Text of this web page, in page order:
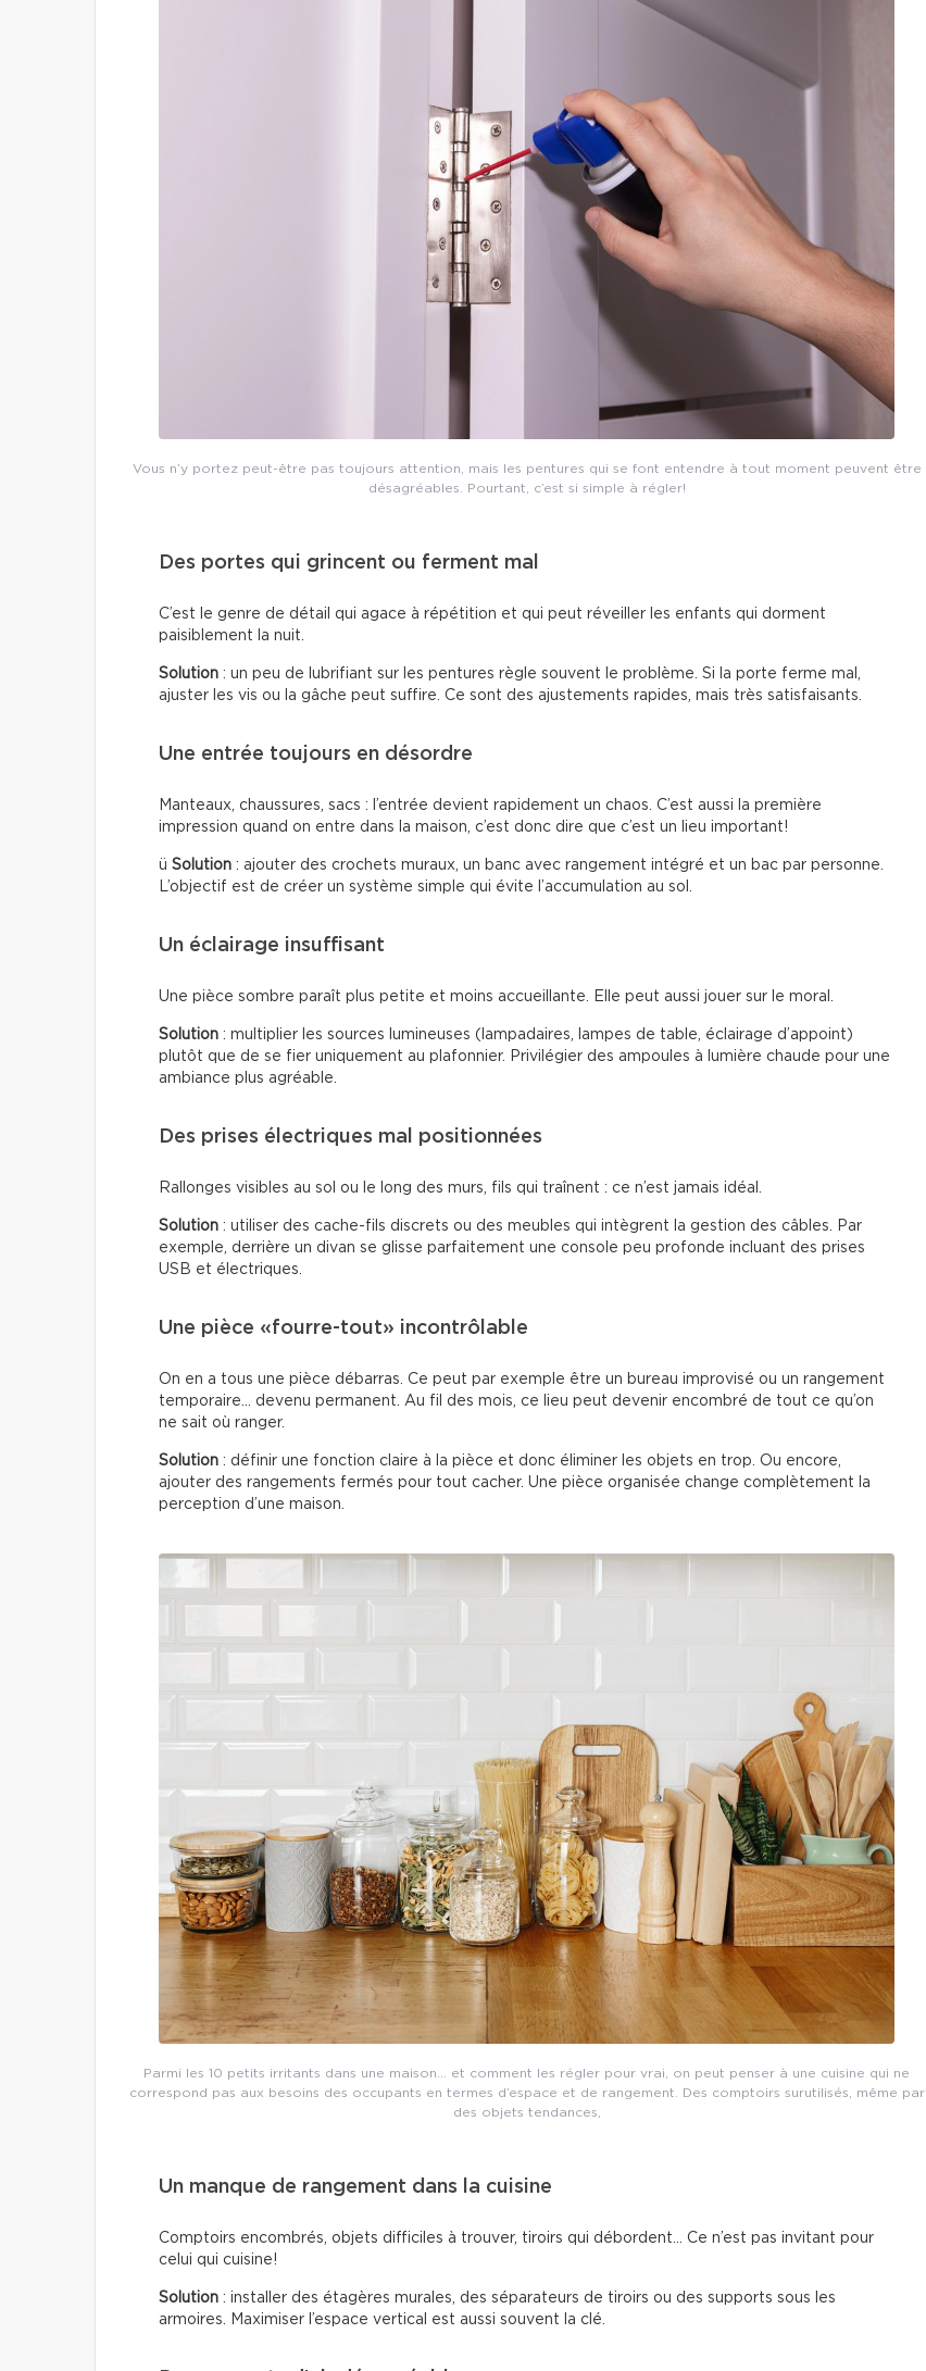
Vous n’y portez peut-être pas toujours attention, mais les pentures qui se font entendre à tout moment peuvent être
désagréables. Pourtant, c’est si simple à régler!
Des portes qui grincent ou ferment mal
C’est le genre de détail qui agace à répétition et qui peut réveiller les enfants qui dorment
paisiblement la nuit.
Solution : un peu de lubrifiant sur les pentures règle souvent le problème. Si la porte ferme mal,
ajuster les vis ou la gâche peut suffire. Ce sont des ajustements rapides, mais très satisfaisants.
Une entrée toujours en désordre
Manteaux, chaussures, sacs : l’entrée devient rapidement un chaos. C’est aussi la première
impression quand on entre dans la maison, c’est donc dire que c’est un lieu important!
ü Solution : ajouter des crochets muraux, un banc avec rangement intégré et un bac par personne.
L’objectif est de créer un système simple qui évite l’accumulation au sol.
Un éclairage insuffisant
Une pièce sombre paraît plus petite et moins accueillante. Elle peut aussi jouer sur le moral.
Solution : multiplier les sources lumineuses (lampadaires, lampes de table, éclairage d’appoint)
plutôt que de se fier uniquement au plafonnier. Privilégier des ampoules à lumière chaude pour une
ambiance plus agréable.
Des prises électriques mal positionnées
Rallonges visibles au sol ou le long des murs, fils qui traînent : ce n’est jamais idéal.
Solution : utiliser des cache-fils discrets ou des meubles qui intègrent la gestion des câbles. Par
exemple, derrière un divan se glisse parfaitement une console peu profonde incluant des prises
USB et électriques.
Une pièce «fourre-tout» incontrôlable
On en a tous une pièce débarras. Ce peut par exemple être un bureau improvisé ou un rangement
temporaire… devenu permanent. Au fil des mois, ce lieu peut devenir encombré de tout ce qu’on
ne sait où ranger.
Solution : définir une fonction claire à la pièce et donc éliminer les objets en trop. Ou encore,
ajouter des rangements fermés pour tout cacher. Une pièce organisée change complètement la
perception d’une maison.
Parmi les 10 petits irritants dans une maison… et comment les régler pour vrai, on peut penser à une cuisine qui ne
correspond pas aux besoins des occupants en termes d’espace et de rangement. Des comptoirs surutilisés, même par
des objets tendances,
Un manque de rangement dans la cuisine
Comptoirs encombrés, objets difficiles à trouver, tiroirs qui débordent… Ce n’est pas invitant pour
celui qui cuisine!
Solution : installer des étagères murales, des séparateurs de tiroirs ou des supports sous les
armoires. Maximiser l’espace vertical est aussi souvent la clé.